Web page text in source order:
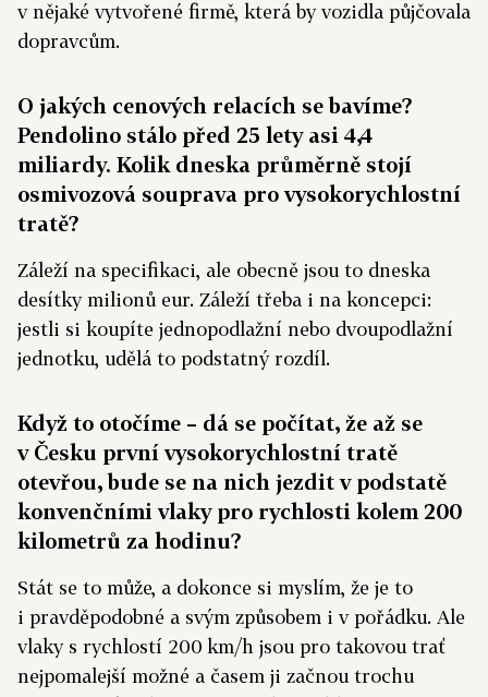
v nějaké vytvořené firmě, která by vozidla půjčovala
dopravcům.
O jakých cenových relacích se bavíme?
Pendolino stálo před 25 lety asi 4,4
miliardy. Kolik dneska průměrně stojí
osmivozová souprava pro vysokorychlostní
tratě?
Záleží na specifikaci, ale obecně jsou to dneska
desítky milionů eur. Záleží třeba i na koncepci:
jestli si koupíte jednopodlažní nebo dvoupodlažní
jednotku, udělá to podstatný rozdíl.
Když to otočíme – dá se počítat, že až se
v Česku první vysokorychlostní tratě
otevřou, bude se na nich jezdit v podstatě
konvenčními vlaky pro rychlosti kolem 200
kilometrů za hodinu?
Stát se to může, a dokonce si myslím, že je to
i pravděpodobné a svým způsobem i v pořádku. Ale
vlaky s rychlostí 200 km/h jsou pro takovou trať
nejpomalejší možné a časem ji začnou trochu